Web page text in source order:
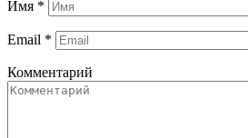
Имя *
Email *
Комментарий